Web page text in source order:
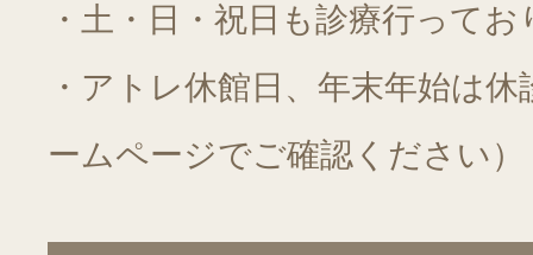
・土・日・祝日も診療行って
・アトレ休館日、年末年始は
ームページでご確認ください）